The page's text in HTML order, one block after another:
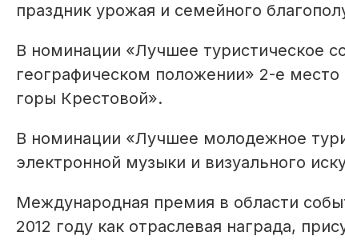
праздник урожая и семейного
В номинации «Лучшее туристическое
географическом положении» 2-е
горы Крестовой».
В номинации «Лучшее молодежное
электронной музыки и визуального
Международная премия в области
2012 году как отраслевая награда,